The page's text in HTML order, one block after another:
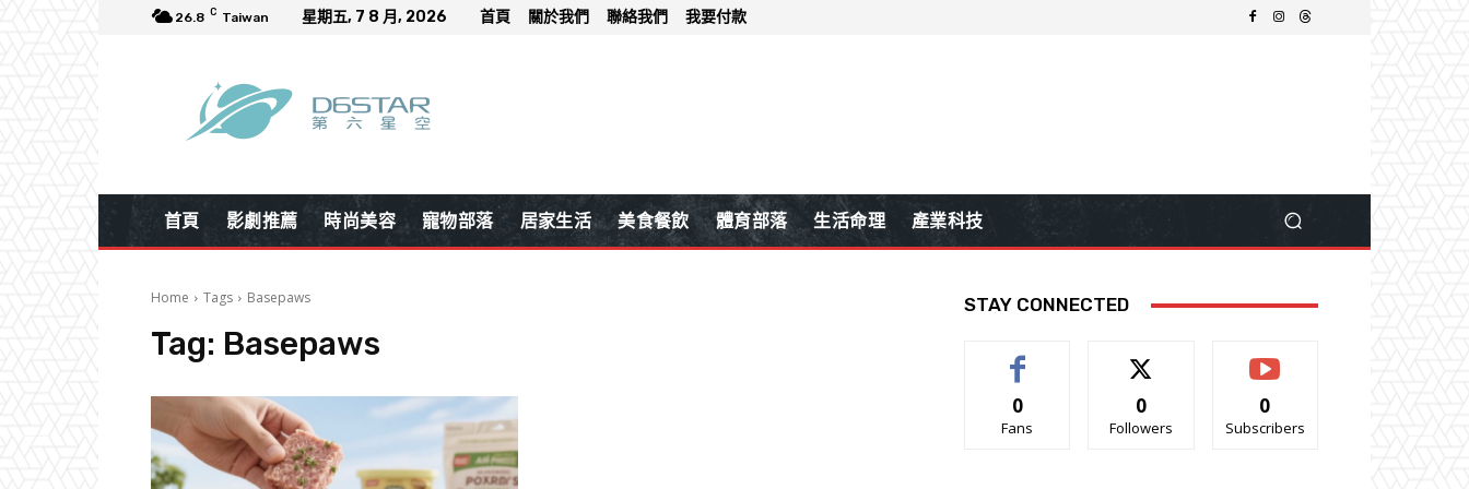
26.8 C Taiwan 星期五, 7 8 月, 2026 首頁 關於我們 聯絡我們 我要付款
首頁 影劇推薦 時尚美容 寵物部落 居家生活 美食餐飲 體育部落 生活命理 產業科技
Home Tags Basepaws
Tag: Basepaws
STAY CONNECTED
0
Fans
0
Followers
0
Subscribers